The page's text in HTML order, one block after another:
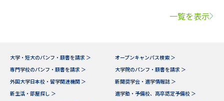
一覧を表示
大学・短大のパンフ・願書を請求 ＞
オープンキャンパス検索 ＞
専門学校のパンフ・願書を請求 ＞
大学院のパンフ・願書を請求 ＞
外国大学日本校・留学関連機関 ＞
新聞奨学会・進学情報誌 ＞
新生活・部屋探し ＞
進学塾・予備校、高卒認定予備校 ＞